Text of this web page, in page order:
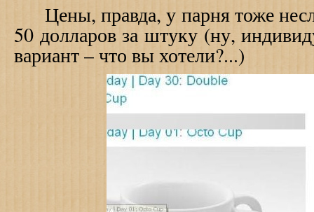
Цены, правда, у парня тоже
50 долларов за штуку (ну,
вариант – что вы хотели?...)